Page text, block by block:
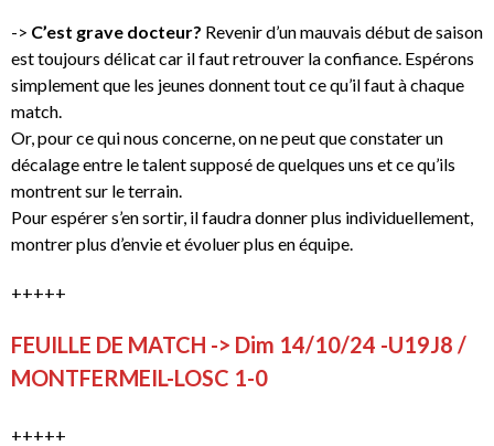
-> C’est grave docteur? Revenir d’un mauvais début de saison
est toujours délicat car il faut retrouver la confiance. Espérons
simplement que les jeunes donnent tout ce qu’il faut à chaque
match.
Or, pour ce qui nous concerne, on ne peut que constater un
décalage entre le talent supposé de quelques uns et ce qu’ils
montrent sur le terrain.
Pour espérer s’en sortir, il faudra donner plus individuellement,
montrer plus d’envie et évoluer plus en équipe.
+++++
FEUILLE DE MATCH -> Dim 14/10/24 -U19J8 /
MONTFERMEIL-LOSC 1-0
+++++